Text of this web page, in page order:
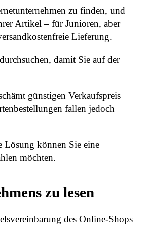
zu finden, und
Artikel – für Junioren, aber
Lieferung.
damit Sie auf der
günstigen Verkaufspreis
fallen jedoch
Lösung können Sie eine
möchten.
zu lesen
des Online-Shops